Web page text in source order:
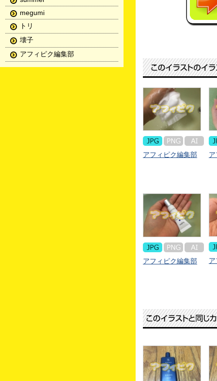
アフィピク編集部
アフィピク編集部
megumi
トリ
壊子
アフィピク編集部